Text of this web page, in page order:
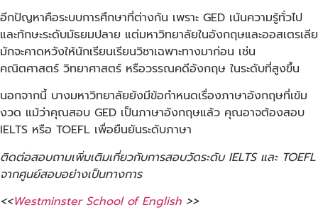
อีกปัญหาคือระบบการศึกษาที่ต่างกัน เพราะ GED เน้นความรู้ทั่วไป
และทักษะระดับมัธยมปลาย แต่มหาวิทยาลัยในอังกฤษและออสเตรเลีย
มักจะคาดหวังให้นักเรียนเรียนวิชาเฉพาะทางมาก่อน เช่น
คณิตศาสตร์ วิทยาศาสตร์ หรือวรรณคดีอังกฤษ ในระดับที่สูงขึ้น
นอกจากนี้ บางมหาวิทยาลัยยังมีข้อกำหนดเรื่องภาษาอังกฤษที่เข้ม
งวด แม้ว่าคุณสอบ GED เป็นภาษาอังกฤษแล้ว คุณอาจต้องสอบ
IELTS หรือ TOEFL เพื่อยืนยันระดับภาษา
ติดต่อสอบถามเพิ่มเติมเกี่ยวกับการสอบวัดระดับ IELTS และ TOEFL
จากศูนย์สอบอย่างเป็นทางการ
<<Westminster School of English >>